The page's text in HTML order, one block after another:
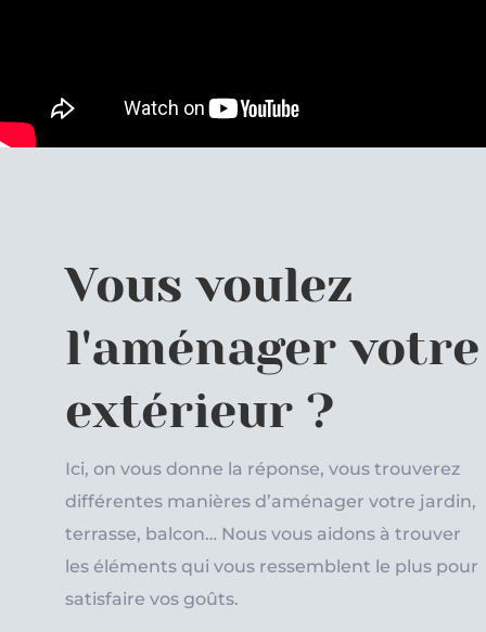
Vous voulez
l'aménager votre
extérieur ?
Ici, on vous donne la réponse, vous trouverez
différentes manières d’aménager votre jardin,
terrasse, balcon… Nous vous aidons à trouver
les éléments qui vous ressemblent le plus pour
satisfaire vos goûts.